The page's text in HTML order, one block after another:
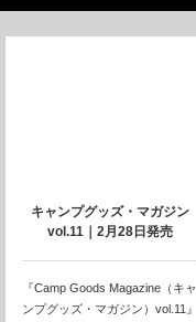
キャンプグッズ・マガジン
vol.11｜2月28日発売
『Camp Goods Magazine（キャ
ンプグッズ・マガジン）vol.11』